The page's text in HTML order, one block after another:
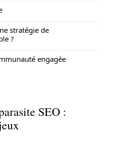
stratégie de
?
engagée
SEO :